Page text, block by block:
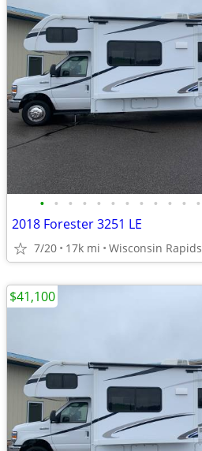
• • • • • • • • • • • •
2018 Forester 3251 LE
7/20 17k mi Wisconsin Rapids
$41,100